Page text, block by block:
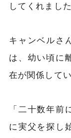
してくれました
キャンベルさ
は、幼い頃に
在が関係して
「二十数年前
に実父を探し